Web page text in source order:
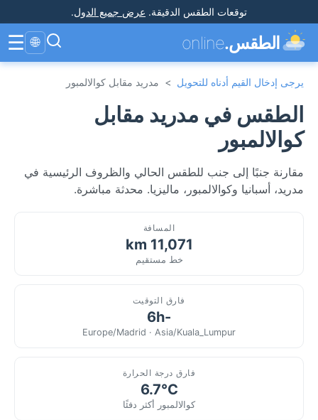
توقعات الطقس الدقيقة. عرض جميع الدول.
الطقس.online
🌐
☰
يرجى إدخال القيم أدناه للتحويل > مدريد مقابل كوالالمبور
الطقس في مدريد مقابل
كوالالمبور
مقارنة جنبًا إلى جنب للطقس الحالي والظروف الرئيسية في
مدريد، أسبانيا وكوالالمبور، ماليزيا. محدثة مباشرة.
المسافة
11,071 km
خط مستقيم
فارق التوقيت
-6h
Europe/Madrid · Asia/Kuala_Lumpur
فارق درجة الحرارة
6.7°C
كوالالمبور أكثر دفئًا